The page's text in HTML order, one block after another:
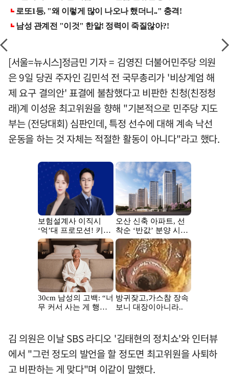
[서울=뉴시스]정금민 기자 = 김영진 더불어민주당 의원
은 9일 당권 주자인 김민석 전 국무총리가 '비상계엄 해
제 요구 결의안' 표결에 불참했다고 비판한 친청(친정청
래)계 이성윤 최고위원을 향해 "기본적으로 민주당 지도
부는 (전당대회) 심판인데, 특정 선수에 대해 계속 낙선
운동을 하는 것 자체는 적절한 활동이 아니다"라고 했다.
김 의원은 이날 SBS 라디오 '김태현의 정치쇼'와 인터뷰
에서 "그런 정도의 발언을 할 정도면 최고위원을 사퇴하
고 비판하는 게 맞다"며 이같이 말했다.